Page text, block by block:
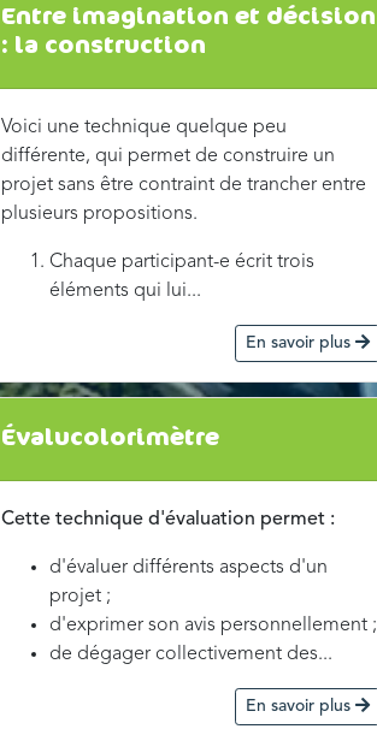
Entre imagination et décision
: la construction
Voici une technique quelque peu
différente, qui permet de construire un
projet sans être contraint de trancher entre
plusieurs propositions.
Chaque participant-e écrit trois
éléments qui lui...
En savoir plus
Évalucolorimètre
Cette technique d'évaluation permet :
d'évaluer différents aspects d'un
projet ;
d'exprimer son avis personnellement ;
de dégager collectivement des...
En savoir plus